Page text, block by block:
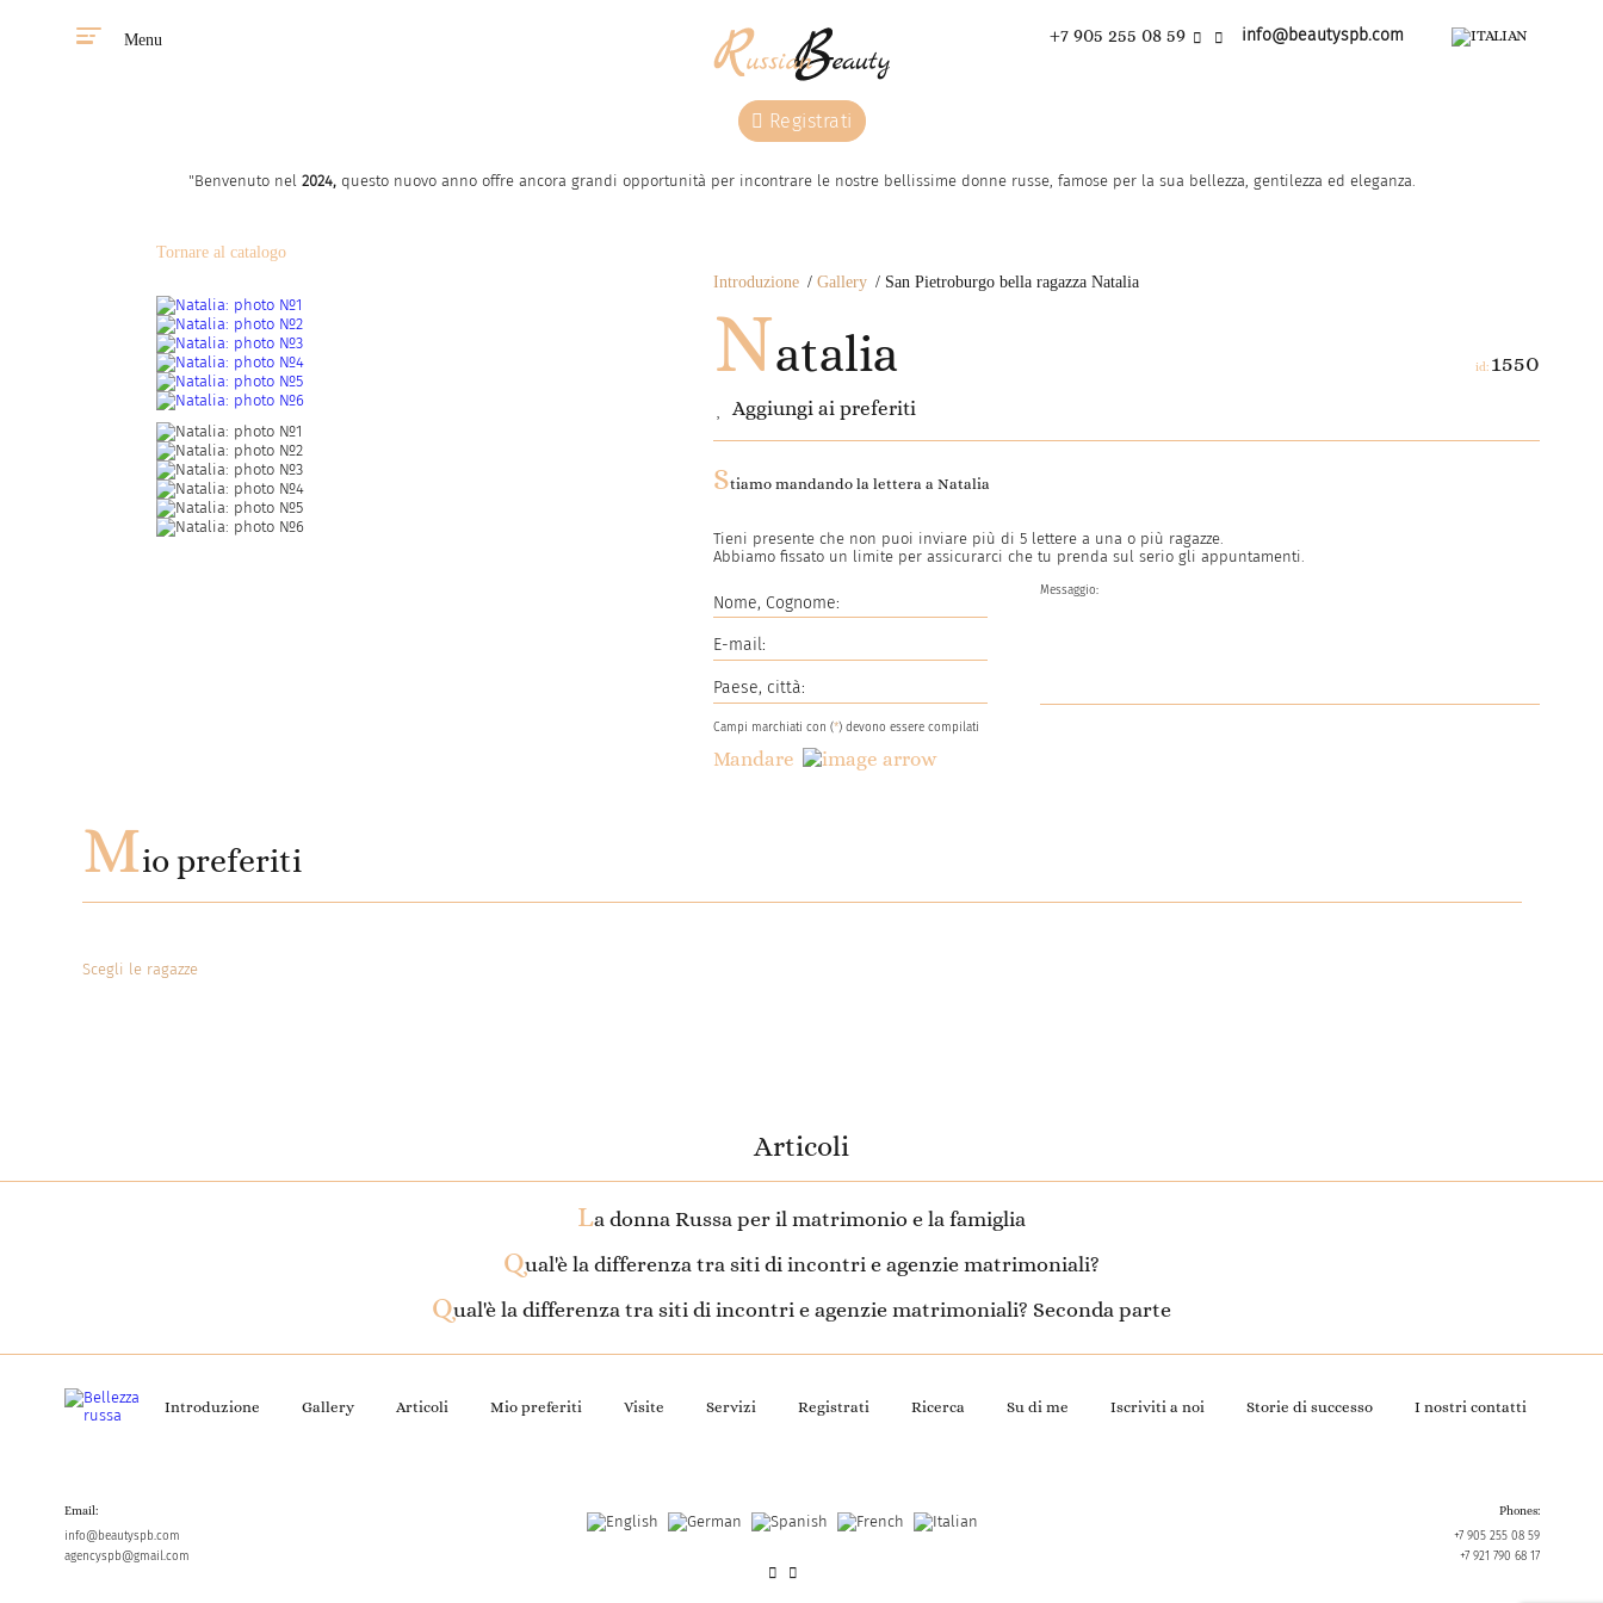
Menu +7 905 255 08 59 info@beautyspb.com
Registrati
"Benvenuto nel 2024, questo nuovo anno offre ancora grandi opportunità per incontrare le nostre bellissime donne russe, famose per la sua bellezza, gentilezza ed eleganza.
Introduzione Gallery San Pietroburgo bella ragazza Natalia
Natalia
Aggiungi ai preferiti
id: 1550
Tornare al catalogo
Stiamo mandando la lettera a Natalia
Tieni presente che non puoi inviare più di 5lettere a una o più ragazze.
Abbiamo fissato un limite per assicurarci che tu prenda sul serio gli appuntamenti.
Campi marchiati con (*) devono essere compilati
Mandare
Mio preferiti
Scegli le ragazze
Articoli
La donna Russa per il matrimonio e la famiglia
Qual'è la differenza tra siti di incontri e agenzie matrimoniali?
Qual'è la differenza tra siti di incontri e agenzie matrimoniali? Seconda parte
Introduzione Gallery Articoli Mio preferiti Visite Servizi Registrati Ricerca Su di me Iscriviti a noi Storie di successo I nostri contatti
Email:
info@beautyspb.com
agencyspb@gmail.com
Phones:
+7 905 255 08 59
+7 921 790 68 17